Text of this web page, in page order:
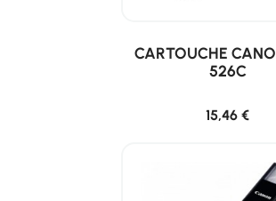
CARTOUCHE
526C
15,46 €